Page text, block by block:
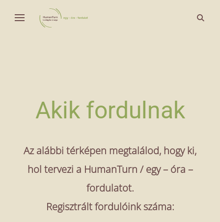
Human Turn
Fordulat a világ körül
open
Akik fordulnak
Az alábbi térképen megtalálod, hogy ki,
hol tervezi a HumanTurn / egy – óra –
fordulatot.
Regisztrált fordulóink száma: